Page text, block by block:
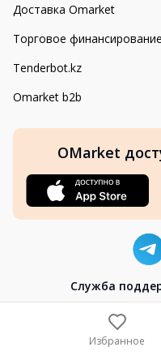
Доставка Omarket
Торговое финансирование
Tenderbot.kz
Omarket b2b
OMarket
Cлужба
Избранное